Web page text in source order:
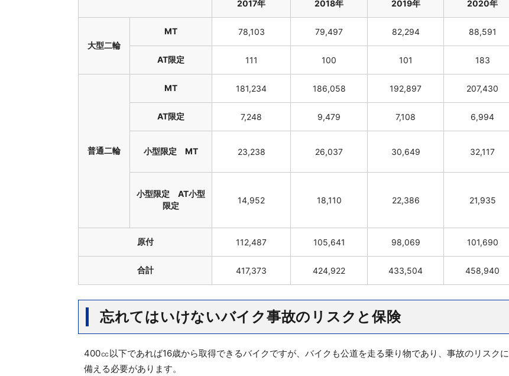
2017年 2018年 2019年 2020年
大型二輪
MT 78,103 79,497 82,294 88,591
AT限定 111 100 101 183
普通二輪
MT 181,234 186,058 192,897 207,430
AT限定 7,248 9,479 7,108 6,994
小型限定 MT 23,238 26,037 30,649 32,117
小型限定 AT小型
限定
14,952 18,110 22,386 21,935
原付 112,487 105,641 98,069 101,690
合計 417,373 424,922 433,504 458,940
忘れてはいけないバイク事故のリスクと保険
400㏄以下であれば16歳から取得できるバイクですが、バイクも公道を走る乗り物であり、事故のリスクに
備える必要があります。